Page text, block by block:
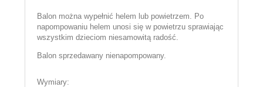
Balon można wypełnić helem lub powietrzem. Po
napompowaniu helem unosi się w powietrzu sprawiając
wszystkim dzieciom niesamowitą radość.
Balon sprzedawany nienapompowany.
Wymiary: